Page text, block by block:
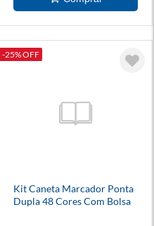
-25% OFF
Kit Caneta Marcador Ponta
Dupla 48 Cores Com Bolsa